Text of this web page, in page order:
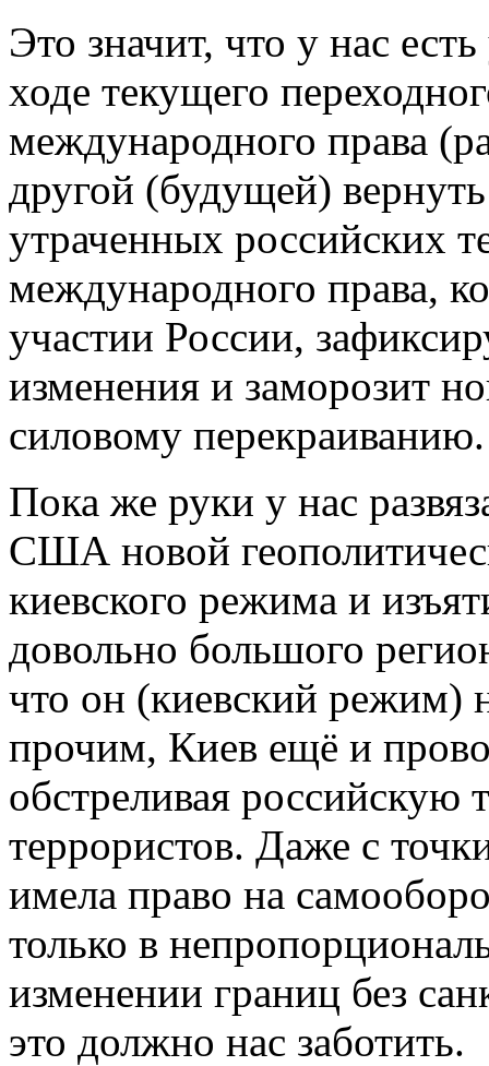
Это значит, что у нас
ходе текущего
международного права
другой (будущей)
утраченных российских
международного права,
участии России,
изменения и заморозит
силовому перекраиванию.
Пока же руки у нас
США новой
киевского режима и
довольно большого
что он (киевский режим)
прочим, Киев ещё и
обстреливая российскую
террористов. Даже с
имела право на
только в
изменении границ без
это должно нас заботить.